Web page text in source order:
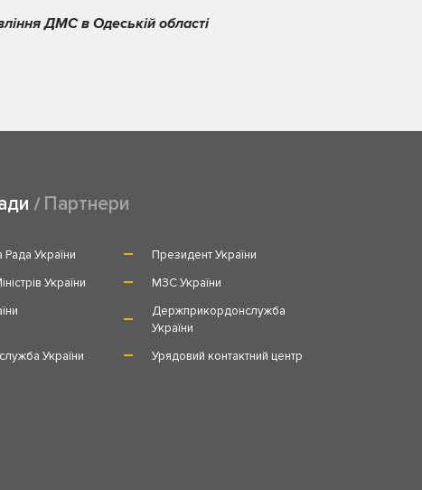
ДМС в Одеській області
Партнери
України
Президент України
України
МЗС України
Держприкордонслужба
України
України
Урядовий контактний центр